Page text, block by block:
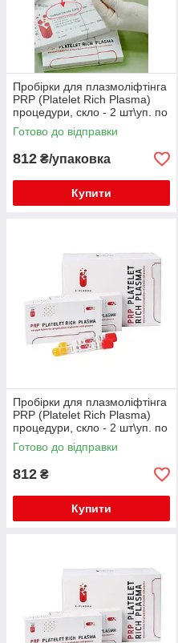
Пробірки для плазмоліфтінга
PRP (Platelet Rich Plasma)
процедури, скло - 2 шт\уп. по
8 мл
Готово до відправки
812 ₴/упаковка
Купити
Пробірки для плазмоліфтінга
PRP (Platelet Rich Plasma)
процедури, скло - 2 шт\уп. по
8 мл
Готово до відправки
812 ₴
Купити